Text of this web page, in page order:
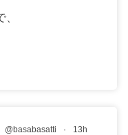
@basabasatti · 13h